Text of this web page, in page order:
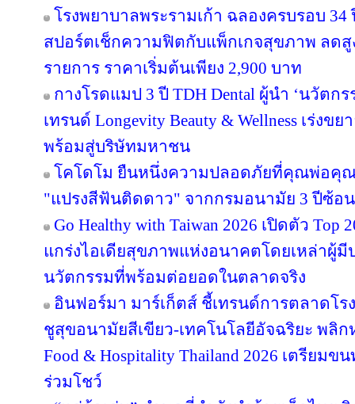
โรงพยาบาลพระรามเก้า ฉลองครบรอบ
สปอร์ตเช็กความฟิตกับแพ็กเกจสุขภาพ ลดสู
รายการ ราคาเริ่มต้นเพียง 2,900 บาท
กางโรดแมป 3 ปี TDH Dental ผู้นำ ‘นวัตก
เทรนด์ Longevity Beauty & Wellness เร่ง
พร้อมสู่บริษัทมหาชน
โคโดโม ยืนหนึ่งความปลอดภัยที่คุณพ่อคุณ
"แปรงสีฟันติดดาว" จากกรมอนามัย 3 ปีซ้อน
Go Healthy with Taiwan 2026 เปิดตัว Top
แกร่งไอเดียสุขภาพแห่งอนาคตโดยเหล่าผู้มี
นวัตกรรมที่พร้อมต่อยอดในตลาดจริง
อินฟอร์มา มาร์เก็ตส์ ชี้เทรนด์การตลาดโร
ชูสุขอนามัยสีเขียว-เทคโนโลยีอัจฉริยะ พลิก
Food & Hospitality Thailand 2026 เตรีย
ร่วมโชว์